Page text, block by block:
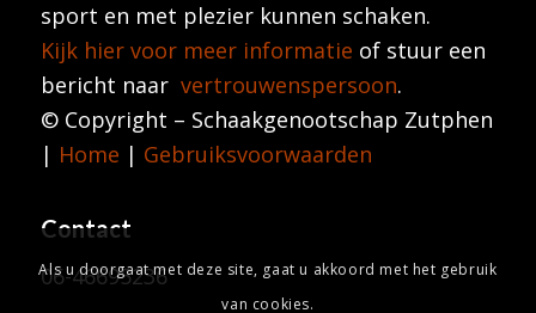
sport en met plezier kunnen schaken.
Kijk hier voor meer informatie of stuur een
bericht naar vertrouwenspersoon.
© Copyright – Schaakgenootschap Zutphen
| Home | Gebruiksvoorwaarden
Contact
06-46695236
Als u doorgaat met deze site, gaat u akkoord met het gebruik
van cookies.